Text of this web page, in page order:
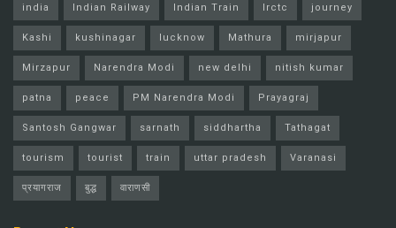
india Indian Railway Indian Train Irctc journey
Kashi kushinagar lucknow Mathura mirjapur
Mirzapur Narendra Modi new delhi nitish kumar
patna peace PM Narendra Modi Prayagraj
Santosh Gangwar sarnath siddhartha Tathagat
tourism tourist train uttar pradesh Varanasi
प्रयागराज बुद्ध वाराणसी